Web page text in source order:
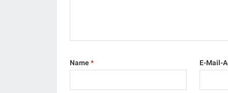
Name* E-Mail-